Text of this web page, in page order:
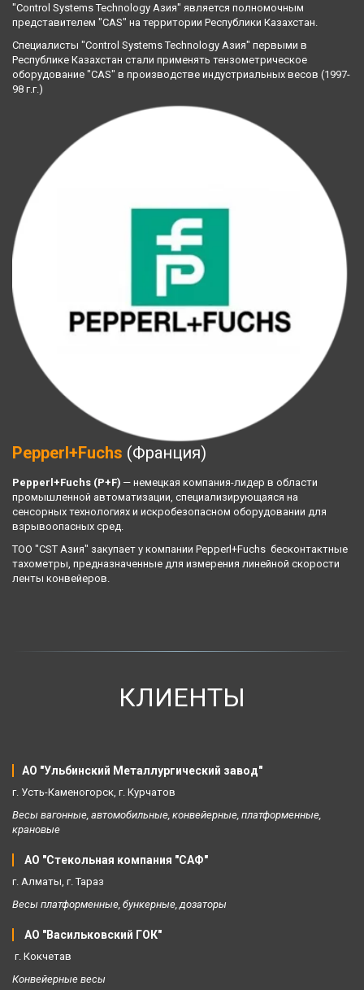
"Control Systems Technology Азия" является полномочным
представителем "CAS" на территории Республики Казахстан.
Специалисты "Control Systems Technology Азия" первыми в
Республике Казахстан стали применять тензометрическое
оборудование "CAS" в производстве индустриальных весов (1997-
98 г.г.)
Pepperl+Fuchs (Франция)
Pepperl+Fuchs (P+F) — немецкая компания-лидер в области
промышленной автоматизации, специализирующаяся на
сенсорных технологиях и искробезопасном оборудовании для
взрывоопасных сред.
ТОО "CST Азия" закупает у компании Pepperl+Fuchs  бесконтактные
тахометры, предназначенные для измерения линейной скорости
ленты конвейеров.
КЛИЕНТЫ
АО "Ульбинский Металлургический завод"
г. Усть-Каменогорск, г. Курчатов
Весы вагонные, автомобильные, конвейерные, платформенные,
крановые
АО "Стекольная компания "САФ"
г. Алматы, г. Тараз
Весы платформенные, бункерные, дозаторы
АО "Васильковский ГОК"
г. Кокчетав
Конвейерные весы